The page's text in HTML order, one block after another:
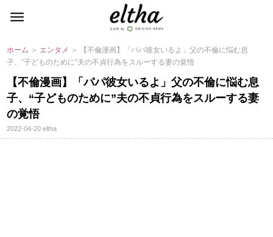
ホーム ＞ エンタメ ＞ 【不倫漫画】「パパ彼女いるよ」父の不倫に悩む息
子、“子どものために”夫の不貞行為をスルーする妻の覚悟
【不倫漫画】「パパ彼女いるよ」父の不倫に悩む息
子、“子どものために”夫の不貞行為をスルーする妻
の覚悟
2022-04-20eltha